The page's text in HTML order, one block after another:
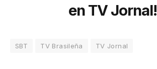
en TV Jornal!
SBT TV Brasileña TV Jornal